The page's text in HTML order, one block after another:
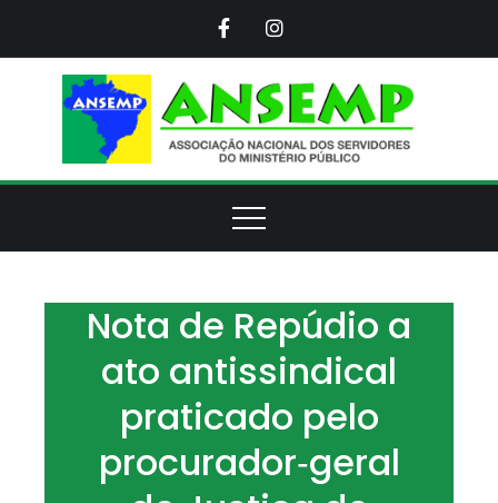
content
Nota de Repúdio a
ato antissindical
praticado pelo
procurador‑geral